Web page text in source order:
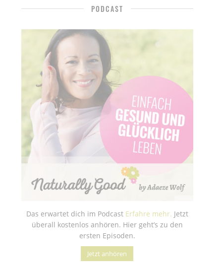
PODCAST
Das erwartet dich im Podcast Erfahre mehr. Jetzt
überall kostenlos anhören. Hier geht’s zu den
ersten Episoden.
Jetzt anhören